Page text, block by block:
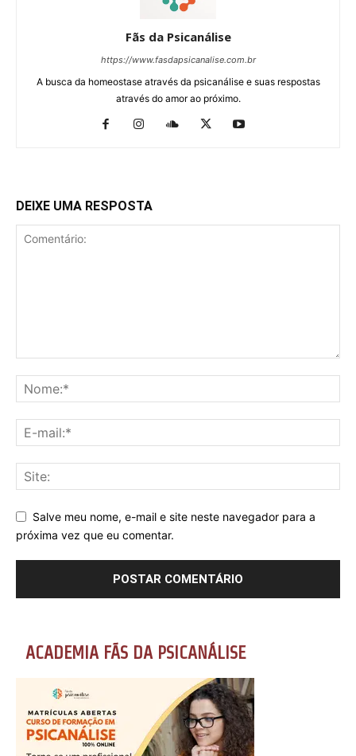
Fãs da Psicanálise
https://www.fasdapsicanalise.com.br
A busca da homeostase através da psicanálise e suas respostas
através do amor ao próximo.
DEIXE UMA RESPOSTA
Salve meu nome, e-mail e site neste navegador para a
próxima vez que eu comentar.
ACADEMIA FÃS DA PSICANÁLISE